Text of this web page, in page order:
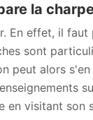
la
En effet, il
sont
peut alors
en visitant son